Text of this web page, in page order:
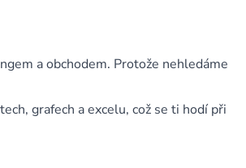
a obchodem. Protože nehledáme
grafech a excelu, což se ti hodí při